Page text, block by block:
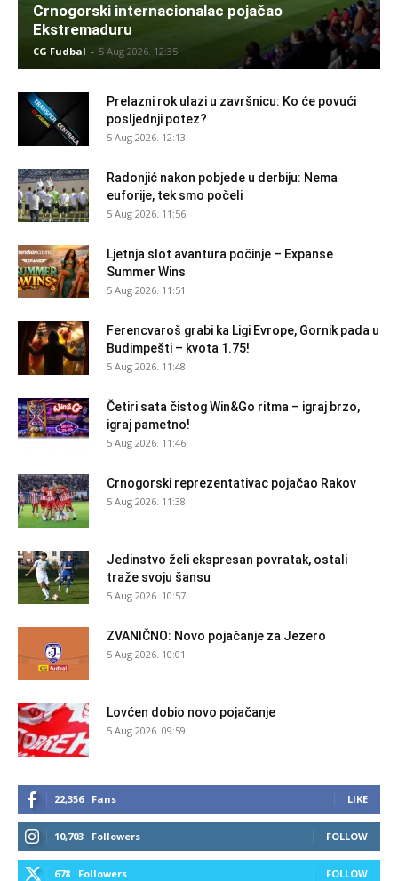
Crnogorski internacionalac pojačao
Ekstremaduru
CG Fudbal - 5 Aug 2026. 12:35
Prelazni rok ulazi u završnicu: Ko će povući
posljednji potez?
5 Aug 2026. 12:13
Radonjić nakon pobjede u derbiju: Nema
euforije, tek smo počeli
5 Aug 2026. 11:56
Ljetnja slot avantura počinje – Expanse
Summer Wins
5 Aug 2026. 11:51
Ferencvaroš grabi ka Ligi Evrope, Gornik pada u
Budimpešti – kvota 1.75!
5 Aug 2026. 11:48
Četiri sata čistog Win&Go ritma – igraj brzo,
igraj pametno!
5 Aug 2026. 11:46
Crnogorski reprezentativac pojačao Rakov
5 Aug 2026. 11:38
Jedinstvo želi ekspresan povratak, ostali
traže svoju šansu
5 Aug 2026. 10:57
ZVANIČNO: Novo pojačanje za Jezero
5 Aug 2026. 10:01
Lovćen dobio novo pojačanje
5 Aug 2026. 09:59
22,356 Fans LIKE
10,703 Followers FOLLOW
678 Followers FOLLOW